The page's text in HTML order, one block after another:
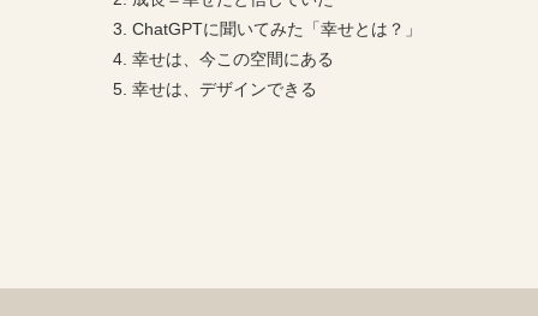
ChatGPTに聞いてみた「幸せとは？」
幸せは、今この空間にある
幸せは、デザインできる